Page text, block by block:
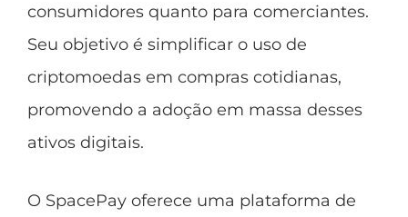
consumidores quanto para comerciantes.
Seu objetivo é simplificar o uso de
criptomoedas em compras cotidianas,
promovendo a adoção em massa desses
ativos digitais.
O SpacePay oferece uma plataforma de